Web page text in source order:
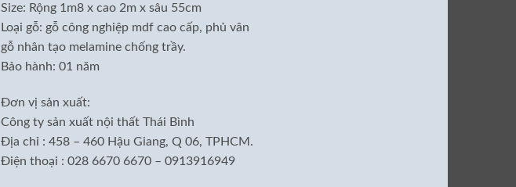
8,000,000₫.
Size: Rộng 1m8 x cao 2m x sâu 55cm
Loại gỗ: gỗ công nghiệp mdf cao cấp, phủ vân
gỗ nhân tạo melamine chống trầy.
Bảo hành: 01 năm
Đơn vị sản xuất:
Công ty sản xuất nội thất Thái Bình
Địa chỉ : 458 – 460 Hậu Giang, Q 06, TPHCM.
Điện thoại : 028 6670 6670 – 0913916949